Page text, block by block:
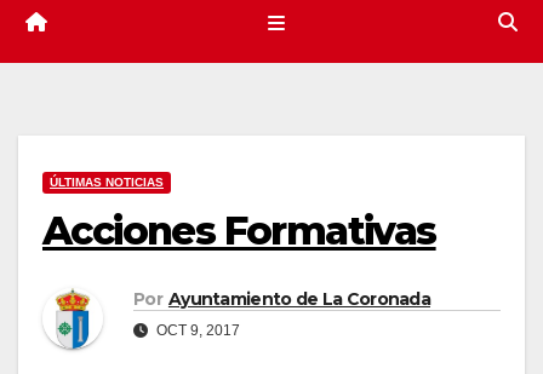
ÚLTIMAS NOTICIAS
Acciones Formativas
Por Ayuntamiento de La Coronada
OCT 9, 2017